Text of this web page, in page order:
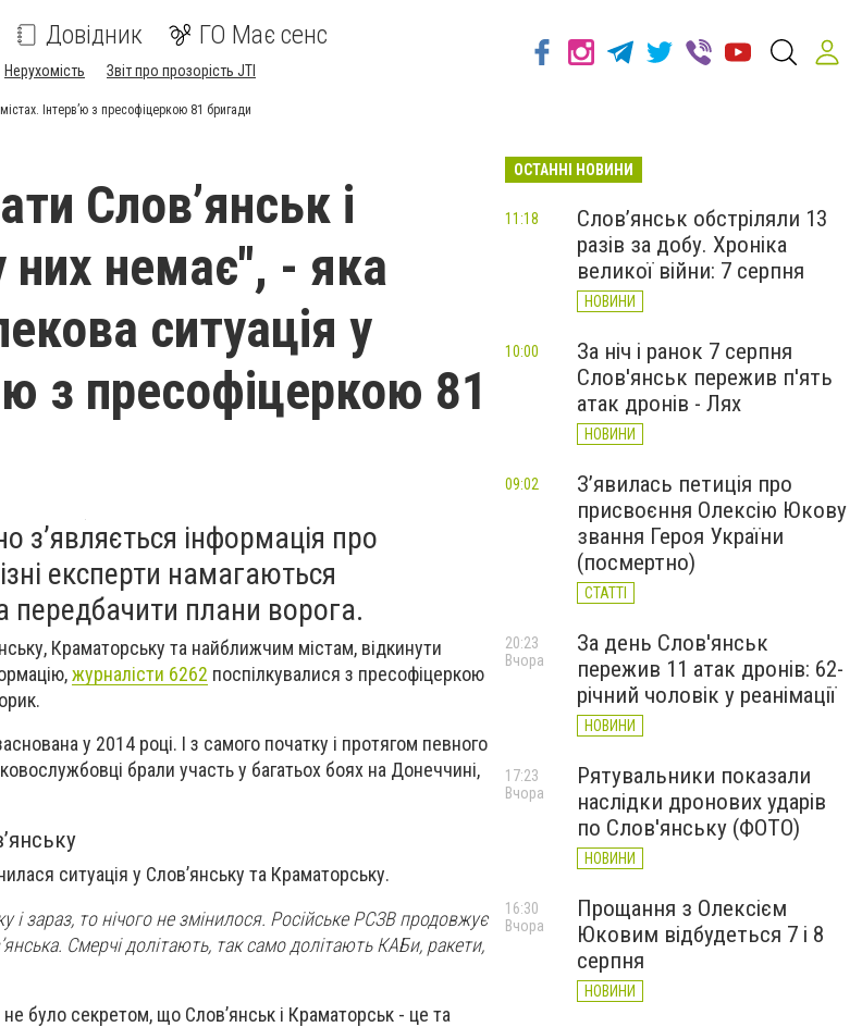
Довідник ГО Має сенс
Нерухомість Звіт про прозорість JTI
Інтерв’ю з пресофіцеркою 81 бригади
Слов’янськ і
них немає", - яка
ситуація у
з пресофіцеркою 81
з’являється інформація про
експерти намагаються
передбачити плани ворога.
Краматорську та найближчим містам, відкинути
журналісти 6262 поспілкувалися з пресофіцеркою
у 2014 році. І з самого початку і протягом певного
брали участь у багатьох боях на Донеччині,
ситуація у Слов’янську та Краматорську.
і зараз, то нічого не змінилося. Російське РСЗВ продовжує
Смерчі долітають, так само долітають КАБи, ракети,
було секретом, що Слов’янськ і Краматорськ - це та
ОСТАННІ НОВИНИ
Слов’янськ обстріляли 13
разів за добу. Хроніка
великої війни: 7 серпня
НОВИНИ
11:18
За ніч і ранок 7 серпня
Слов'янськ пережив п'ять
атак дронів - Лях
НОВИНИ
10:00
З’явилась петиція про
присвоєння Олексію Юкову
звання Героя України
(посмертно)
СТАТТІ
09:02
За день Слов'янськ
пережив 11 атак дронів: 62-
річний чоловік у реанімації
НОВИНИ
20:23
Вчора
Рятувальники показали
наслідки дронових ударів
по Слов'янську (ФОТО)
НОВИНИ
17:23
Вчора
Прощання з Олексієм
Юковим відбудеться 7 і 8
серпня
НОВИНИ
16:30
Вчора